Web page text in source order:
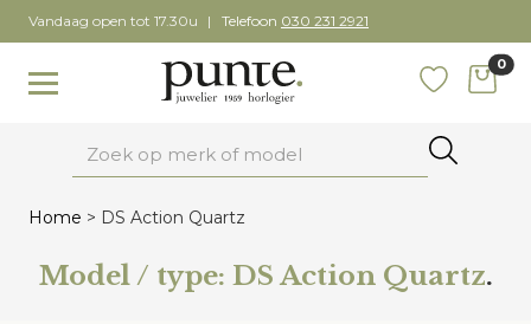
Skip
to
content
Vandaag open tot 17.30u Telefoon 030 231 2921
Toggle navigation
0
Home > DS Action Quartz
Model / type: DS Action Quartz.